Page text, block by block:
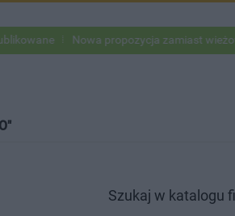
Nowa propozycja zamiast wieżowca na
Szukaj w katalogu